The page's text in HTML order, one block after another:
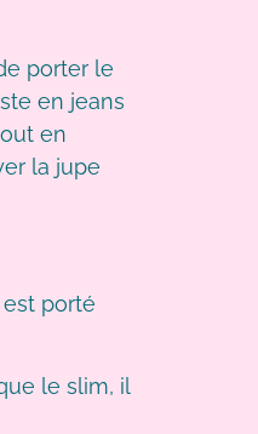
porter le
en jeans
en
la jupe
porté
le slim, il